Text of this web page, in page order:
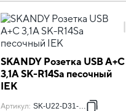
SKANDY Розетка USB A+C
3,1А SK-R14Sa песочный
IEK
Артикул: SK-U22-D31-K98